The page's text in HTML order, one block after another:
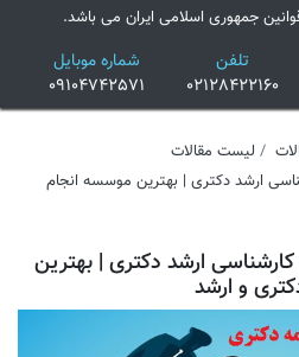
جمهوری اسلامی ایران می باشد.
شماره موبایل
09104742571
تلفن
02128422160
لیست مقالات
ارشد دکتری | بهترین موسسه انجام
ارشد دکتری | بهترین
و ارشد